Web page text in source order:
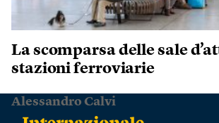
La scomparsa delle sale
stazioni ferroviarie
Alessandro Calvi